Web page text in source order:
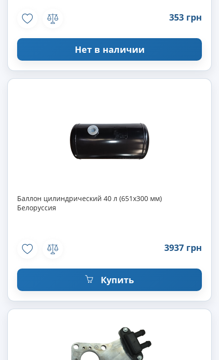
353 грн
Нет в наличии
Баллон цилиндрический 40 л (651х300 мм)
Белоруссия
3937 грн
Купить